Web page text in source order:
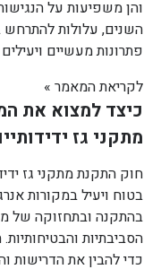
והן משפיעות על
השנים, עלולות להתרחש
פתרונות מעשיים
לקריאת המאמר »
כיצד למצוא את
מתקני גז
חוק התקנת מתקני גז
בטוח ויעיל במקורות
בהתקנה ובתחזוקה של
הסביבתיות
כדי להבין את הדרישות